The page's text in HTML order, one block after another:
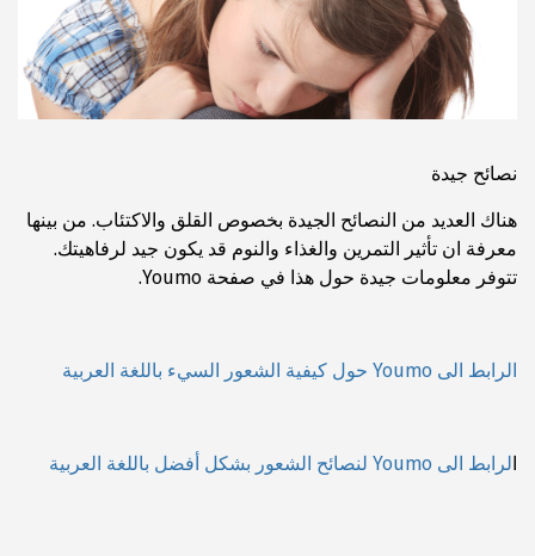
نصائح جيدة
هناك العديد من النصائح الجيدة بخصوص القلق والاكتئاب. من بينها
معرفة ان تأثير التمرين والغذاء والنوم قد يكون جيد لرفاهيتك.
تتوفر معلومات جيدة حول هذا في صفحة Youmo.
الرابط الى Youmo حول كيفية الشعور السيء باللغة العربية
الرابط الى Youmo لنصائح الشعور بشكل أفضل باللغة العربية